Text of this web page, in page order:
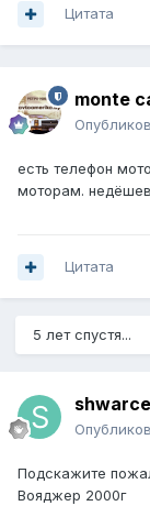
Цитата
monte
есть телефон
моторам.
Цитата
5 лет спустя...
Подскажите
Вояджер 2000г